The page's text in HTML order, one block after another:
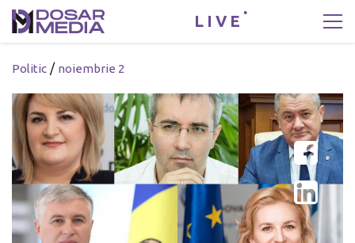
LIVE
Politic / noiembrie 2